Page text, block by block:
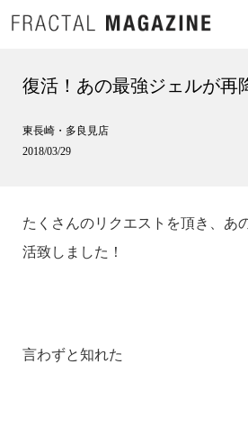
復活！あの最強ジェルが再
東長崎・多良見店
2018/03/29
たくさんのリクエストを頂き、あ
活致しました！
言わずと知れた